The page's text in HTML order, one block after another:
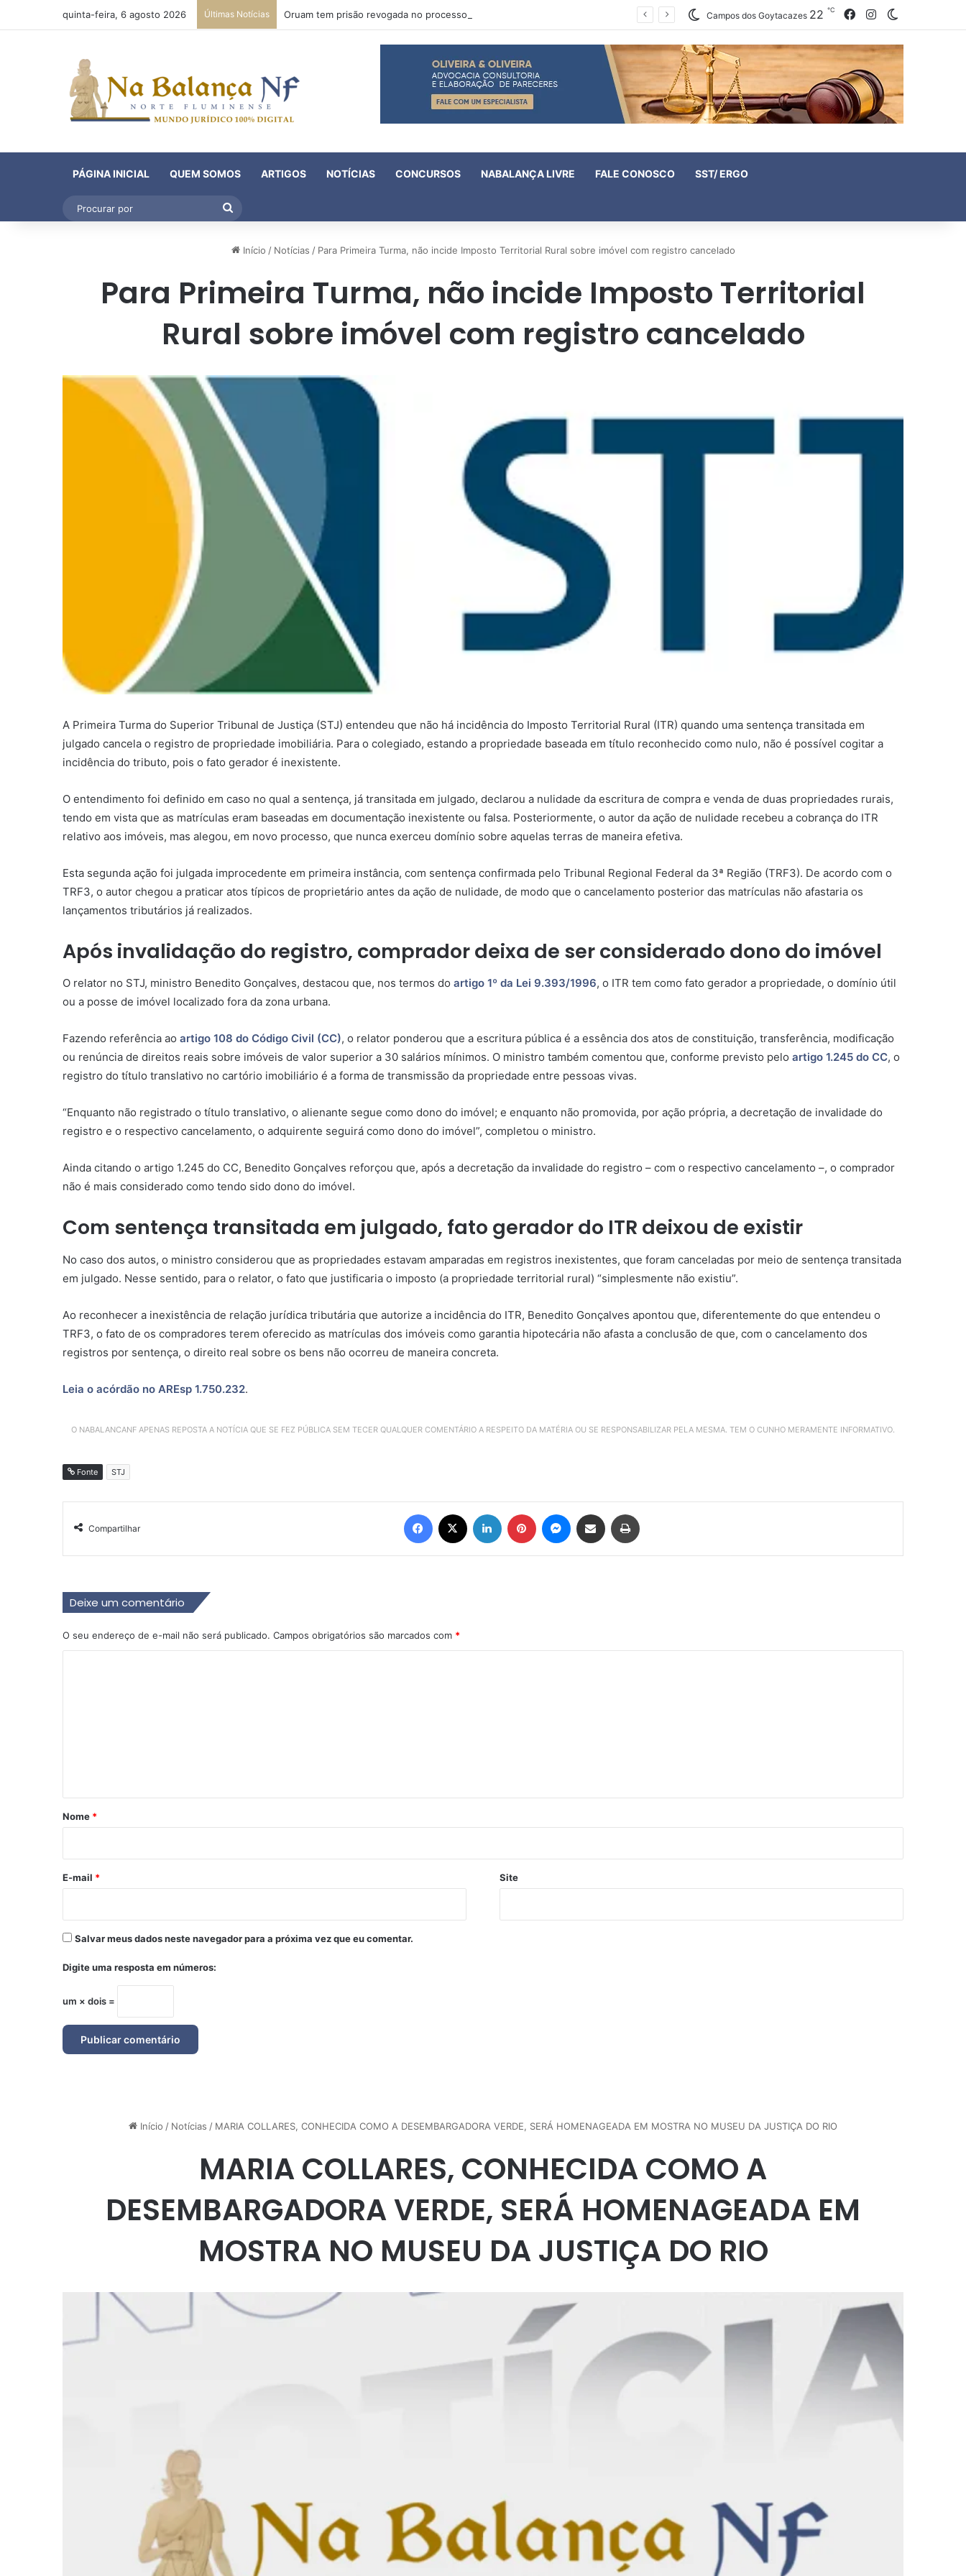
quinta-feira, 6 agosto 2026 Últimas Notícias Campos dos Goytacazes 22 ℃ FacebookInstagram
PÁGINA INICIAL QUEM SOMOS ARTIGOS NOTÍCIAS CONCURSOS NABALANÇA LIVRE FALE CONOSCO SST/ ERGO
Início / Notícias / Para Primeira Turma, não incide Imposto Territorial Rural sobre imóvel com registro cancelado
Para Primeira Turma, não incide Imposto Territorial
Rural sobre imóvel com registro cancelado
A Primeira Turma do Superior Tribunal de Justiça (STJ) entendeu que não há incidência do Imposto Territorial Rural (ITR) quando uma sentença transitada em
julgado cancela o registro de propriedade imobiliária. Para o colegiado, estando a propriedade baseada em título reconhecido como nulo, não é possível cogitar a
incidência do tributo, pois o fato gerador é inexistente.
O entendimento foi definido em caso no qual a sentença, já transitada em julgado, declarou a nulidade da escritura de compra e venda de duas propriedades rurais,
tendo em vista que as matrículas eram baseadas em documentação inexistente ou falsa. Posteriormente, o autor da ação de nulidade recebeu a cobrança do ITR
relativo aos imóveis, mas alegou, em novo processo, que nunca exerceu domínio sobre aquelas terras de maneira efetiva.
Esta segunda ação foi julgada improcedente em primeira instância, com sentença confirmada pelo Tribunal Regional Federal da 3ª Região (TRF3). De acordo com o
TRF3, o autor chegou a praticar atos típicos de proprietário antes da ação de nulidade, de modo que o cancelamento posterior das matrículas não afastaria os
lançamentos tributários já realizados.
Após invalidação do registro, comprador deixa de ser considerado dono do imóvel
O relator no STJ, ministro Benedito Gonçalves, destacou que, nos termos do artigo 1º da Lei 9.393/1996, o ITR tem como fato gerador a propriedade, o domínio útil
ou a posse de imóvel localizado fora da zona urbana.
Fazendo referência ao artigo 108 do Código Civil (CC), o relator ponderou que a escritura pública é a essência dos atos de constituição, transferência, modificação
ou renúncia de direitos reais sobre imóveis de valor superior a 30 salários mínimos. O ministro também comentou que, conforme previsto pelo artigo 1.245 do CC, o
registro do título translativo no cartório imobiliário é a forma de transmissão da propriedade entre pessoas vivas.
“Enquanto não registrado o título translativo, o alienante segue como dono do imóvel; e enquanto não promovida, por ação própria, a decretação de invalidade do
registro e o respectivo cancelamento, o adquirente seguirá como dono do imóvel”, completou o ministro.
Ainda citando o artigo 1.245 do CC, Benedito Gonçalves reforçou que, após a decretação da invalidade do registro – com o respectivo cancelamento –, o comprador
não é mais considerado como tendo sido dono do imóvel.
Com sentença transitada em julgado, fato gerador do ITR deixou de existir
No caso dos autos, o ministro considerou que as propriedades estavam amparadas em registros inexistentes, que foram canceladas por meio de sentença transitada
em julgado. Nesse sentido, para o relator, o fato que justificaria o imposto (a propriedade territorial rural) “simplesmente não existiu”.
Ao reconhecer a inexistência de relação jurídica tributária que autorize a incidência do ITR, Benedito Gonçalves apontou que, diferentemente do que entendeu o
TRF3, o fato de os compradores terem oferecido as matrículas dos imóveis como garantia hipotecária não afasta a conclusão de que, com o cancelamento dos
registros por sentença, o direito real sobre os bens não ocorreu de maneira concreta.
Leia o acórdão no AREsp 1.750.232.
O NABALANCANF APENAS REPOSTA A NOTÍCIA QUE SE FEZ PÚBLICA SEM TECER QUALQUER COMENTÁRIO A RESPEITO DA MATÉRIA OU SE RESPONSABILIZAR PELA MESMA. TEM O CUNHO MERAMENTE INFORMATIVO.
Fonte STJ
Compartilhar
Deixe um comentário
O seu endereço de e-mail não será publicado. Campos obrigatórios são marcados com *
r
*
Nome *
E-mail * Site
Salvar meus dados neste navegador para a próxima vez que eu comentar.
Digite uma resposta em números:
um × dois =